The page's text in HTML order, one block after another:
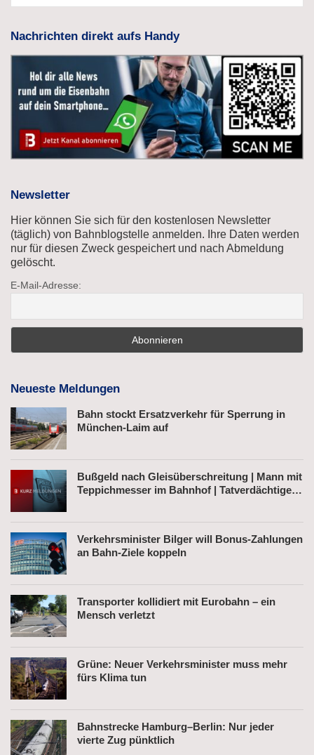
Nachrichten direkt aufs Handy
Newsletter
Hier können Sie sich für den kostenlosen Newsletter
(täglich) von Bahnblogstelle anmelden. Ihre Daten werden
nur für diesen Zweck gespeichert und nach Abmeldung
gelöscht.
E-Mail-Adresse:
Neueste Meldungen
Bahn stockt Ersatzverkehr für Sperrung in
München-Laim auf
Bußgeld nach Gleisüberschreitung | Mann mit
Teppichmesser im Bahnhof | Tatverdächtiger
Verkehrsminister Bilger will Bonus-Zahlungen
an Bahn-Ziele koppeln
Transporter kollidiert mit Eurobahn – ein
Mensch verletzt
Grüne: Neuer Verkehrsminister muss mehr
fürs Klima tun
Bahnstrecke Hamburg–Berlin: Nur jeder
vierte Zug pünktlich